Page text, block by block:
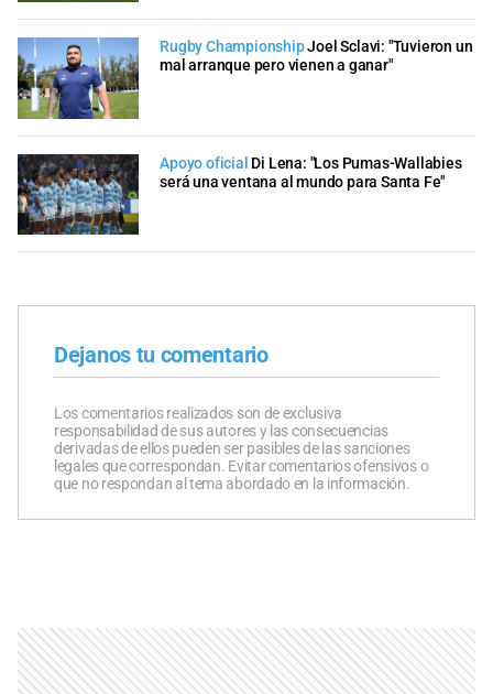
Rugby ChampionshipJoel Sclavi: "Tuvieron un
mal arranque pero vienen a ganar"
Apoyo oficial Di Lena: "Los Pumas-Wallabies
será una ventana al mundo para Santa Fe"
Dejanos tu comentario
Los comentarios realizados son de exclusiva
responsabilidad de sus autores y las consecuencias
derivadas de ellos pueden ser pasibles de las sanciones
legales que correspondan. Evitar comentarios ofensivos o
que no respondan al tema abordado en la información.